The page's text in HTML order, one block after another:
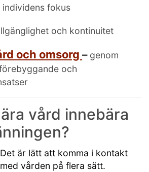
fokus
och kontinuitet
och omsorg – genom
och
vård innebära
Det är lätt att komma i kontakt
med vården på flera sätt.